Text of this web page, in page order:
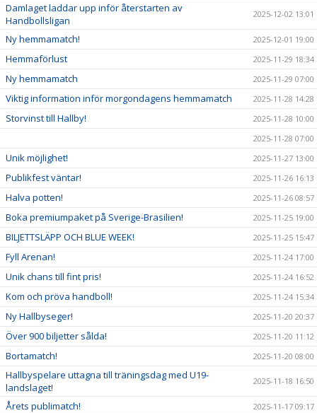
Damlaget laddar upp inför återstarten av
Handbollsligan
2025-12-02 13:01
Ny hemmamatch! 2025-12-01 19:00
Hemmaförlust 2025-11-29 18:34
Ny hemmamatch 2025-11-29 07:00
Viktig information inför morgondagens hemmamatch 2025-11-28 14:28
Storvinst till Hallby!
2025-11-28 10:00
2025-11-28 07:00
Unik möjlighet! 2025-11-27 13:00
Publikfest väntar! 2025-11-26 16:13
Halva potten! 2025-11-26 08:57
Boka premiumpaket på Sverige-Brasilien! 2025-11-25 19:00
BILJETTSLÄPP OCH BLUE WEEK! 2025-11-25 15:47
Fyll Arenan! 2025-11-24 17:00
Unik chans till fint pris! 2025-11-24 16:52
Kom och pröva handboll! 2025-11-24 15:34
Ny Hallbyseger! 2025-11-20 20:37
Över 900 biljetter sålda! 2025-11-20 11:12
Bortamatch! 2025-11-20 08:00
Hallbyspelare uttagna till träningsdag med U19-
landslaget!
2025-11-18 16:50
Årets publimatch! 2025-11-17 09:17